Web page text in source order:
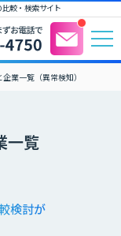
較・検索サイト
業一覧（異常検知）
一覧
検討が